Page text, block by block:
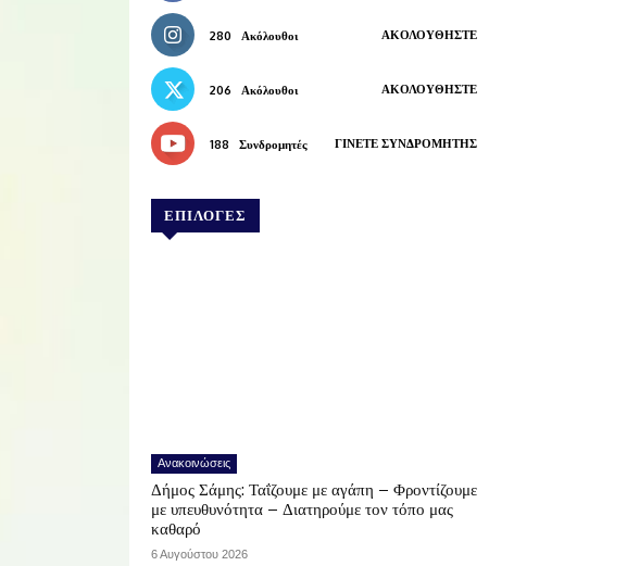
280 Ακόλουθοι ΑΚΟΛΟΥΘΉΣΤΕ
206 Ακόλουθοι ΑΚΟΛΟΥΘΉΣΤΕ
188 Συνδρομητές ΓΊΝΕΤΕ ΣΥΝΔΡΟΜΗΤΉΣ
ΕΠΙΛΟΓΕΣ
Ανακοινώσεις
Δήμος Σάμης: Ταΐζουμε με αγάπη – Φροντίζουμε
με υπευθυνότητα – Διατηρούμε τον τόπο μας
καθαρό
6 Αυγούστου 2026